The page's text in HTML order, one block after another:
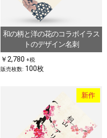
和の柄と洋の花のコラボイラス
トのデザイン名刺
￥2,780 +税
販売枚数: 100枚
新作